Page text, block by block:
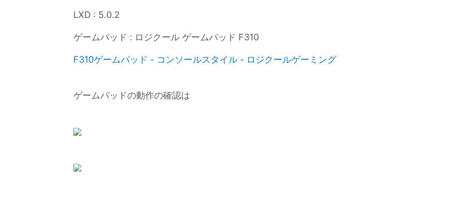
LXD : 5.0.2
ゲームパッド : ロジクール ゲームパッド F310
F310ゲームパッド - コンソールスタイル - ロジクールゲーミング
ゲームパッドの動作の確認は